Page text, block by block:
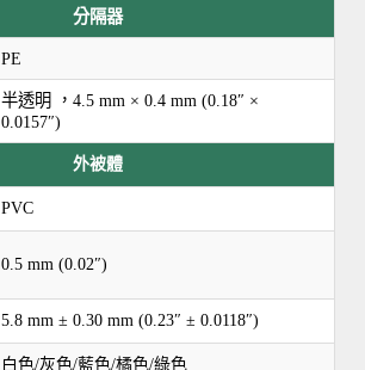
分隔器
PE
半透明 ，4.5 mm × 0.4 mm (0.18″ ×
0.0157″)
外被體
PVC
0.5 mm (0.02″)
5.8 mm ± 0.30 mm (0.23″ ± 0.0118″)
白色/灰色/藍色/橘色/綠色